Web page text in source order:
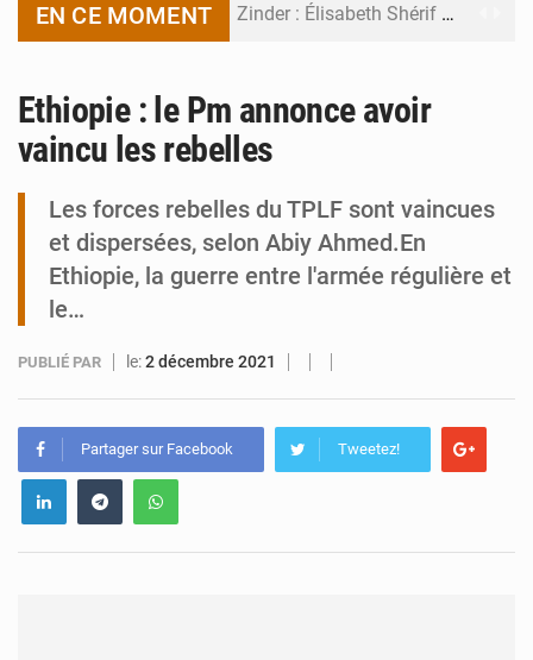
EN CE MOMENT Zinder : Élisabeth Shérif visite l’école Birni Garçon
Tibiri : le dialogue, nouveau terrain de jeu pour la paix
Ethiopie : le Pm annonce avoir
vaincu les rebelles
Les forces rebelles du TPLF sont vaincues
et dispersées, selon Abiy Ahmed.En
Ethiopie, la guerre entre l'armée régulière et
le…
PUBLIÉ PAR le:2 décembre 2021
Partager sur Facebook Tweetez!